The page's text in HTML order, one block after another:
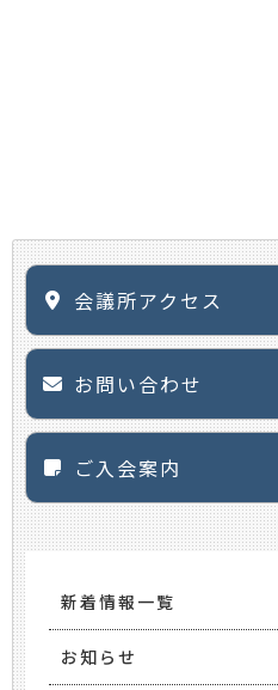
会議所アクセス
お問い合わせ
ご入会案内
新着情報一覧
お知らせ